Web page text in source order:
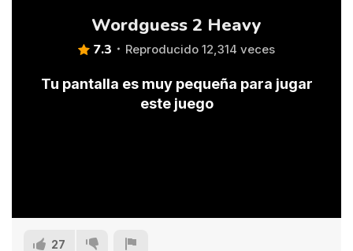
Wordguess 2 Heavy
7.3 Reproducido 12,314 veces
Tu pantalla es muy pequeña para jugar
este juego
27